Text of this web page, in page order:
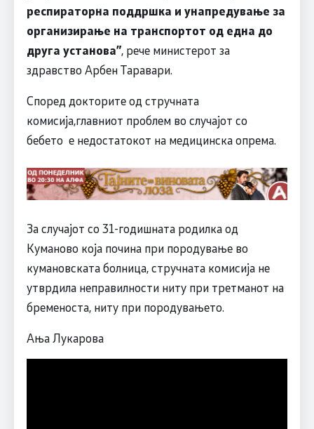
респираторна поддршка и унапредување за
организирање на транспортот од една до
друга установа”, рече министерот за
здравство Арбен Таравари.
Според докторите од стручната
комисија,главниот проблем во случајот со
бебето е недостатокот на медицинска опрема.
За случајот со 31-годишната родилка од
Куманово која почина при породување во
кумановската болница, стручната комисија не
утврдила неправилности ниту при третманот на
бременоста, ниту при породувањето.
Ања Лукарова